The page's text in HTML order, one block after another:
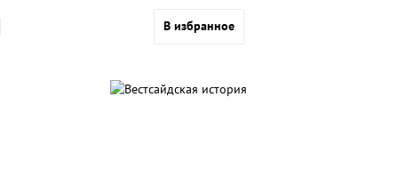
В избранное